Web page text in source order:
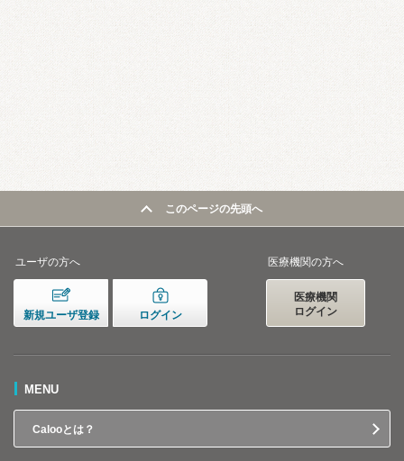
このページの先頭へ
ユーザの方へ
新規ユーザ登録 ログイン
医療機関の方へ
医療機関
ログイン
MENU
Calooとは？